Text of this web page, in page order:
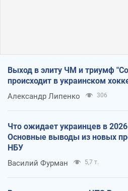
Выход в элиту ЧМ и триумф
происходит в украинском
Александр Липенко 306
Что ожидает украинцев в
Основные выводы из новых
НБУ
Василий Фурман 5,7 т.